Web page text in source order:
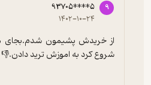
9
93705****5
۱۴۰۲-۱۰-۲۴
شروع کرد به اموزش ترید دادن.👎